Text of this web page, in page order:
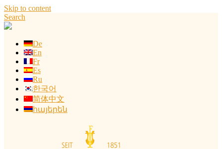
Skip to content
Search
De
En
Fr
Es
Ru
한국어
简体中文
հայերեն